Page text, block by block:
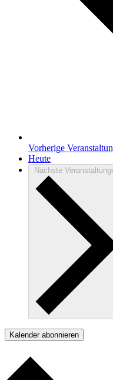
Vorherige
Heute
Nächste
Kalender abonnieren